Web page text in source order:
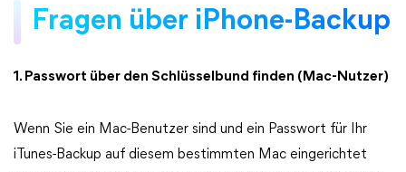
Fragen über iPhone-Backup
1. Passwort über den Schlüsselbund finden (Mac-Nutzer)
Wenn Sie ein Mac-Benutzer sind und ein Passwort für Ihr
iTunes-Backup auf diesem bestimmten Mac eingerichtet